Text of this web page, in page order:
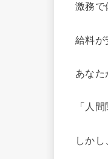
激務で
給料が
あなた
「人
しか